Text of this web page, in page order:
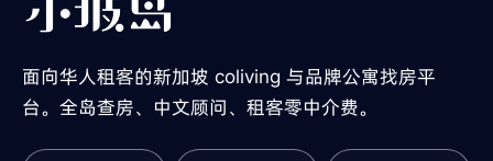
面向华人租客的新加坡 coliving 与品牌公寓找房平
台。全岛查房、中文顾问、租客零中介费。